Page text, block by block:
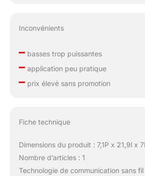
Inconvénients
–basses trop puissantes
–application peu pratique
–prix élevé sans promotion
Fiche technique
Dimensions du produit : 7,1P x 21,9l x
Nombre d’articles : 1
Technologie de communication sans